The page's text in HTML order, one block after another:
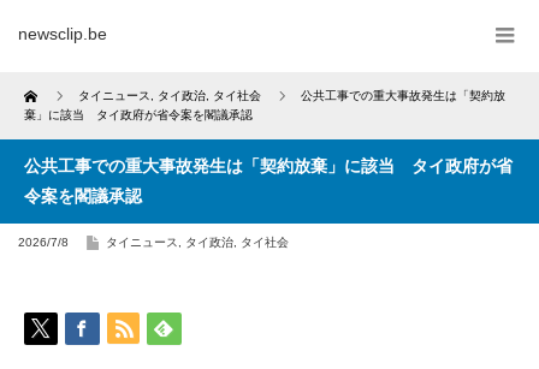
newsclip.be
Home タイニュース タイ政治 タイ社会
公共工事での重大事故発生は「契約放
棄」に該当 タイ政府が省令案を閣議承認
公共工事での重大事故発生は「契約放棄」に該当 タイ政府が省
令案を閣議承認
2026/7/8 タイニュース タイ政治 タイ社会